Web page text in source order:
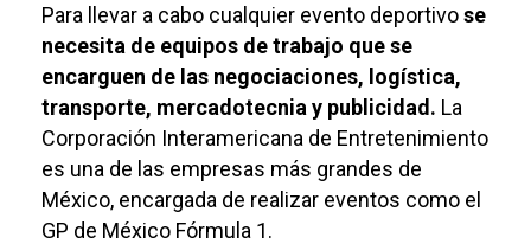
Para llevar a cabo cualquier evento deportivose
necesita de equipos de trabajo que se
encarguen de las negociaciones, logística,
transporte, mercadotecnia y publicidad. La
Corporación Interamericana de Entretenimiento
es una de las empresas más grandes de
México, encargada de realizar eventos como el
GP de México Fórmula 1.